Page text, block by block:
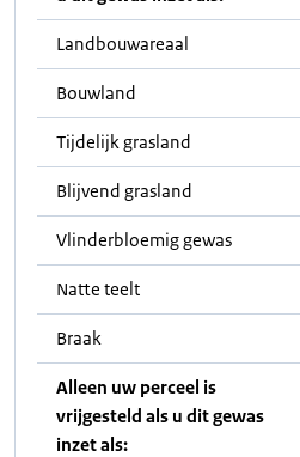
Landbouwareaal
Bouwland
Tijdelijk grasland
Blijvend grasland
Vlinderbloemig gewas
Natte teelt
Braak
Alleen uw perceel is
vrijgesteld als u dit gewas
inzet als: